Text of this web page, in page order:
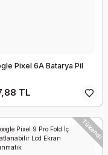
Pixel 6A Batarya Pil
TL
Tükendi